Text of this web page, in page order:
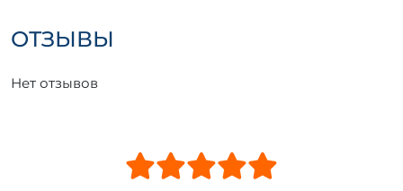
ОТЗЫВЫ
Нет отзывов